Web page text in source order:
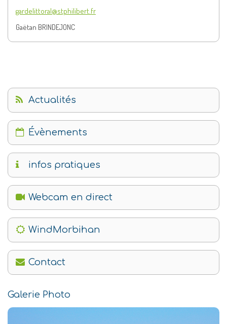
gardelittoral@stphilibert.fr
Gaëtan BRINDEJONC
Actualités
Évènements
infos pratiques
Webcam en direct
WindMorbihan
Contact
Galerie Photo